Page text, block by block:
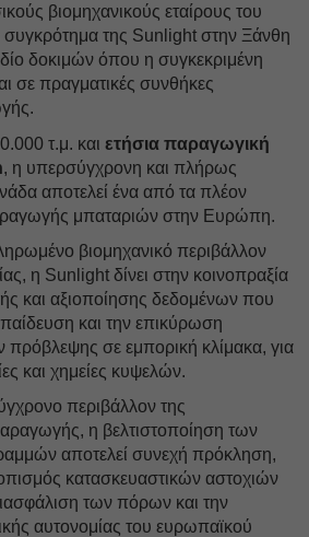
βιομηχανικούς εταίρους του
συγκρότημα της Sunlight στην Ξάνθη
δοκιμών όπου η συγκεκριμένη
σε πραγματικές συνθήκες
τ.μ. και ετήσια παραγωγική
, η υπερσύγχρονη και πλήρως
αποτελεί ένα από τα πλέον
μπαταριών στην Ευρώπη.
βιομηχανικό περιβάλλον
η Sunlight δίνει στην κοινοπραξία
και αξιοποίησης δεδομένων που
και την επικύρωση
σε εμπορική κλίμακα, για
και χημείες κυψελών.
περιβάλλον της
η βελτιστοποίηση των
αποτελεί συνεχή πρόκληση,
κατασκευαστικών αστοχιών
των πόρων και την
αυτονομίας του ευρωπαϊκού